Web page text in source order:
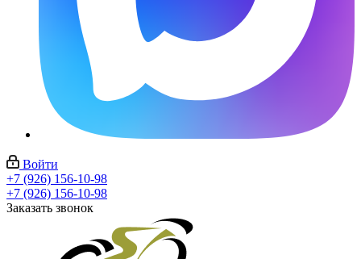
Войти
+7 (926) 156-10-98
+7 (926) 156-10-98
Заказать звонок